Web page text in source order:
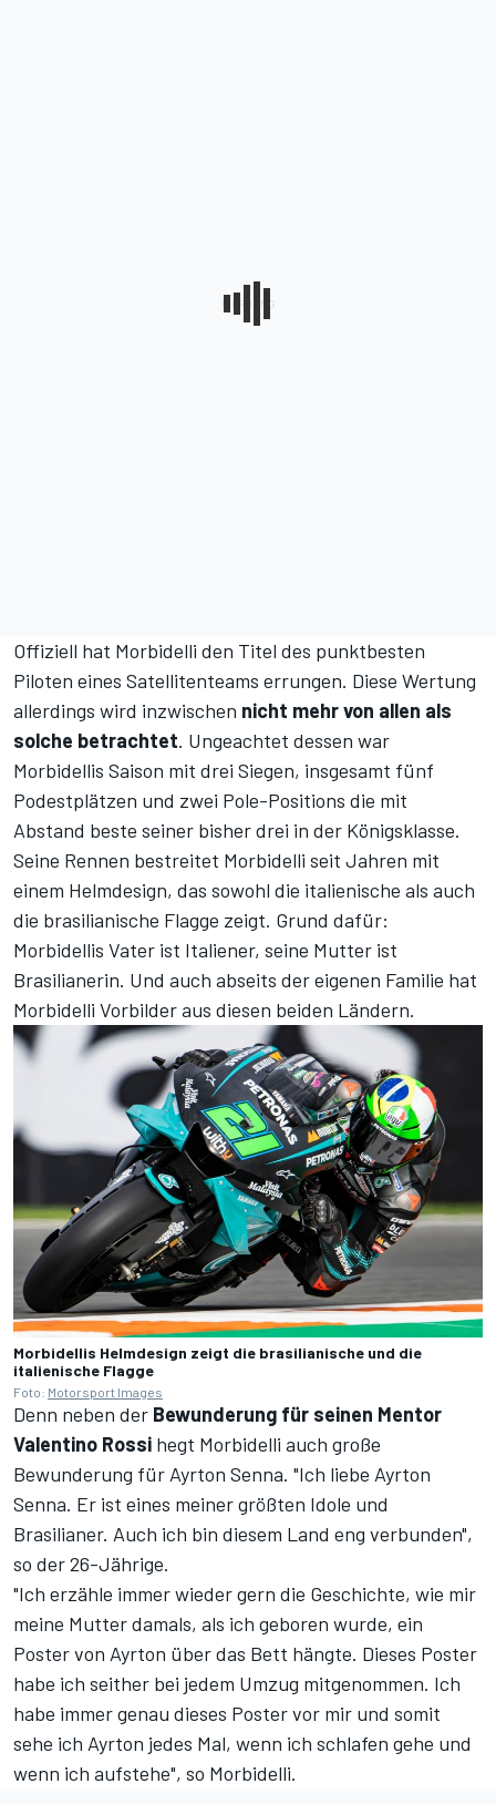
Offiziell hat Morbidelli den Titel des punktbesten
Piloten eines Satellitenteams errungen. Diese Wertung
allerdings wird inzwischen nicht mehr von allen als
solche betrachtet. Ungeachtet dessen war
Morbidellis Saison mit drei Siegen, insgesamt fünf
Podestplätzen und zwei Pole-Positions die mit
Abstand beste seiner bisher drei in der Königsklasse.
Seine Rennen bestreitet Morbidelli seit Jahren mit
einem Helmdesign, das sowohl die italienische als auch
die brasilianische Flagge zeigt. Grund dafür:
Morbidellis Vater ist Italiener, seine Mutter ist
Brasilianerin. Und auch abseits der eigenen Familie hat
Morbidelli Vorbilder aus diesen beiden Ländern.
Morbidellis Helmdesign zeigt die brasilianische und die
italienische Flagge
Foto: Motorsport Images
Denn neben der Bewunderung für seinen Mentor
Valentino Rossi hegt Morbidelli auch große
Bewunderung für Ayrton Senna. "Ich liebe Ayrton
Senna. Er ist eines meiner größten Idole und
Brasilianer. Auch ich bin diesem Land eng verbunden",
so der 26-Jährige.
"Ich erzähle immer wieder gern die Geschichte, wie mir
meine Mutter damals, als ich geboren wurde, ein
Poster von Ayrton über das Bett hängte. Dieses Poster
habe ich seither bei jedem Umzug mitgenommen. Ich
habe immer genau dieses Poster vor mir und somit
sehe ich Ayrton jedes Mal, wenn ich schlafen gehe und
wenn ich aufstehe", so Morbidelli.